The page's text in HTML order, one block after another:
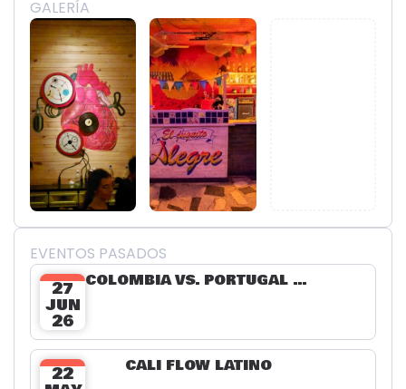
GALERÍA
EVENTOS PASADOS
27
JUN
26
COLOMBIA VS. PORTUGAL EN LA NEGRA
22 CALI FLOW LATINO